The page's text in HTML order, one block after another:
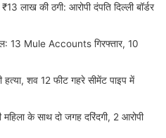
लाख की ठगी: आरोपी दंपति दिल्ली बॉर्डर
13 Mule Accounts गिरफ्तार, 10
शव 12 फीट गहरे सीमेंट पाइप में
के साथ दो जगह दरिंदगी, 2 आरोपी